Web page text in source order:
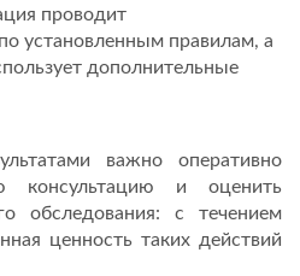
проводит
установленным правилам, а
дополнительные
важно оперативно
консультацию и оценить
обследования: с течением
ценность таких действий